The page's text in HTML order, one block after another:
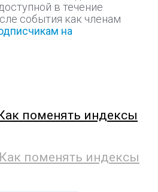
в течение
события как членам
на
поменять индексы
поменять индексы